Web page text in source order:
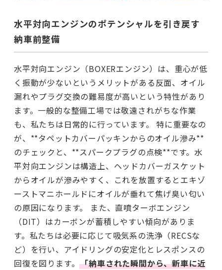
水平対向エンジンのポテンシャルを引き戻す
納車前整備
水平対向エンジン（BOXERエンジン）は、重心が低
く振動が少ないというメリットがある反面、オイル
漏れやプラグ交換の難易度が高いという特性があり
ます。一般的な整備工場では敬遠されがちな作業
も、私たちは日常的に行っています。 特に重要なの
が、**タペットカバーパッキンからのオイル滲み**
のチェックと、**スパークプラグの点検**です。水
平対向エンジンは構造上、ヘッドカバーガスケット
からオイルが滲みやすく、これを放置するとエキゾ
ーストマニホールドにオイルが垂れて焦げ臭い匂い
の原因になります。 また、直噴ターボエンジン
（DIT）はカーボンが蓄積しやすい傾向がありま
す。私たちは必要に応じて吸気系の洗浄（RECSな
ど）を行い、アイドリングの安定化とレスポンスの
回復を図ります。「納車された瞬間から、新車に近